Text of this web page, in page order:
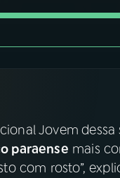
Jovem dessa
paraense mais
com rosto”,